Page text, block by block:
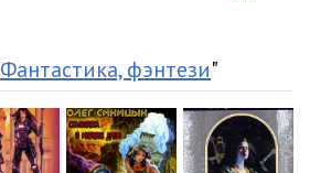
12:27
11:25
Фантастика, фэнтези"